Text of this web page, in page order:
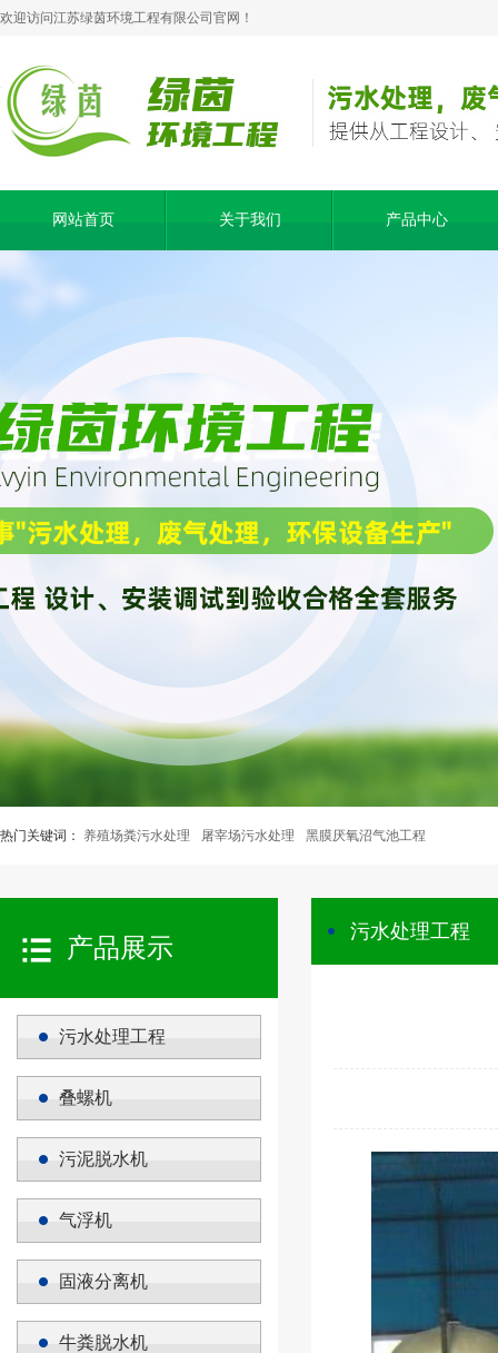
欢迎访问江苏绿茵环境工程有限公司官网！
网站首页 关于我们 产品中心
热门关键词： 养殖场粪污水处理 屠宰场污水处理 黑膜厌氧沼气池工程
产品展示
污水处理工程
叠螺机
污泥脱水机
气浮机
固液分离机
牛粪脱水机
污水处理工程